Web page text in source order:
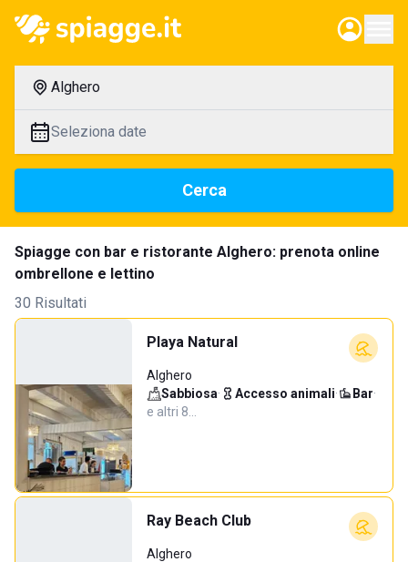
Alghero
Seleziona date
Cerca
Spiagge con bar e ristorante Alghero: prenota online
ombrellone e lettino
30 Risultati
Playa Natural
Alghero
Sabbiosa· Accesso animali· Bar·
e altri 8…
Ray Beach Club
Alghero